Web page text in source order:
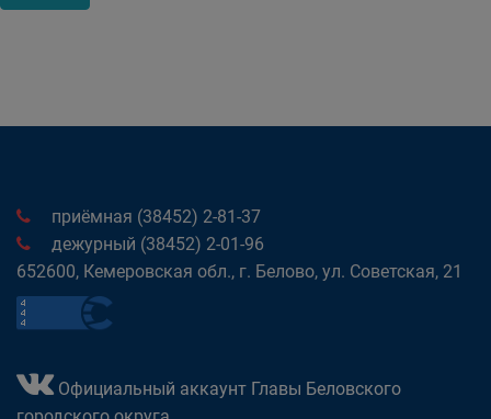
приёмная (38452) 2-81-37
дежурный (38452) 2-01-96
652600, Кемеровская обл., г. Белово, ул. Советская, 21
Официальный аккаунт Главы Беловского